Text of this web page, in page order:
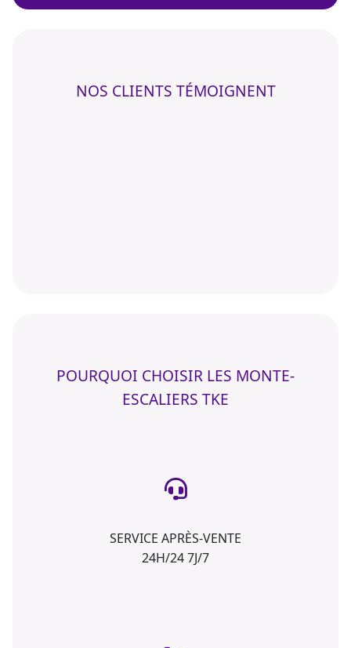
NOS CLIENTS TÉMOIGNENT
POURQUOI CHOISIR LES MONTE-
ESCALIERS TKE
SERVICE APRÈS-VENTE
24H/24 7J/7